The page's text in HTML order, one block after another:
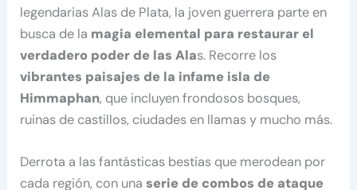
legendarias Alas de Plata, la joven guerrera parte en
busca de la magia elemental para restaurar el
verdadero poder de las Alas. Recorre los
vibrantes paisajes de la infame isla de
Himmaphan, que incluyen frondosos bosques,
ruinas de castillos, ciudades en llamas y mucho más.
Derrota a las fantásticas bestias que merodean por
cada región, con unaserie de combos de ataque